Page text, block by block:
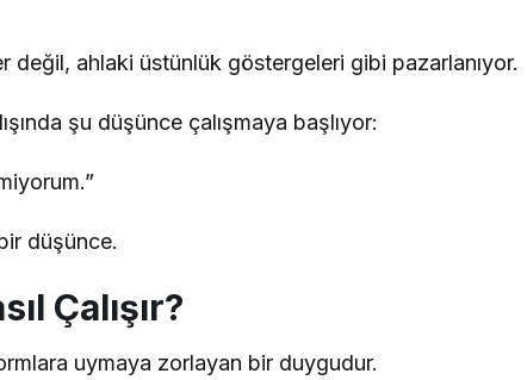
değil, ahlaki üstünlük göstergeleri gibi pazarlanıyor.
şu düşünce çalışmaya başlıyor:
düşünce.
Çalışır?
uymaya zorlayan bir duygudur.